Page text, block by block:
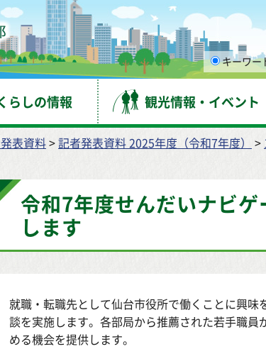
仙台市
キーワー
らしの情報 観光情報・イベント
表資料>記者発表資料 2025年度（令和7年度） >
令和7年度せんだいナビ
します
就職・転職先として仙台市役所で働くことに興
談を実施します。各部局から推薦された若手職
める機会を提供します。